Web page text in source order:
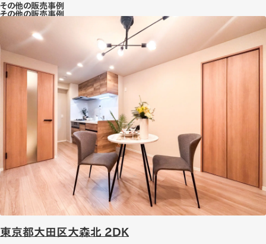
その他の販売事例
その他の販売事例
東京都大田区大森北 2DK
東京都大田区大森北 2DK